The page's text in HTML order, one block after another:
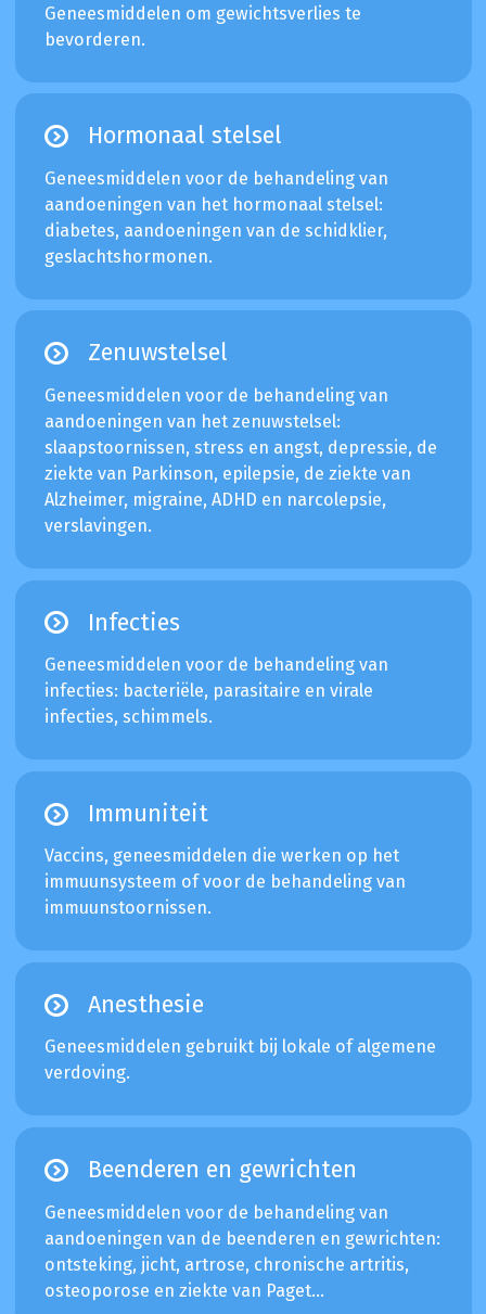
Geneesmiddelen om gewichtsverlies te
bevorderen.
Hormonaal stelsel
Geneesmiddelen voor de behandeling van
aandoeningen van het hormonaal stelsel:
diabetes, aandoeningen van de schidklier,
geslachtshormonen.
Zenuwstelsel
Geneesmiddelen voor de behandeling van
aandoeningen van het zenuwstelsel:
slaapstoornissen, stress en angst, depressie, de
ziekte van Parkinson, epilepsie, de ziekte van
Alzheimer, migraine, ADHD en narcolepsie,
verslavingen.
Infecties
Geneesmiddelen voor de behandeling van
infecties: bacteriële, parasitaire en virale
infecties, schimmels.
Immuniteit
Vaccins, geneesmiddelen die werken op het
immuunsysteem of voor de behandeling van
immuunstoornissen.
Anesthesie
Geneesmiddelen gebruikt bij lokale of algemene
verdoving.
Beenderen en gewrichten
Geneesmiddelen voor de behandeling van
aandoeningen van de beenderen en gewrichten:
ontsteking, jicht, artrose, chronische artritis,
osteoporose en ziekte van Paget...